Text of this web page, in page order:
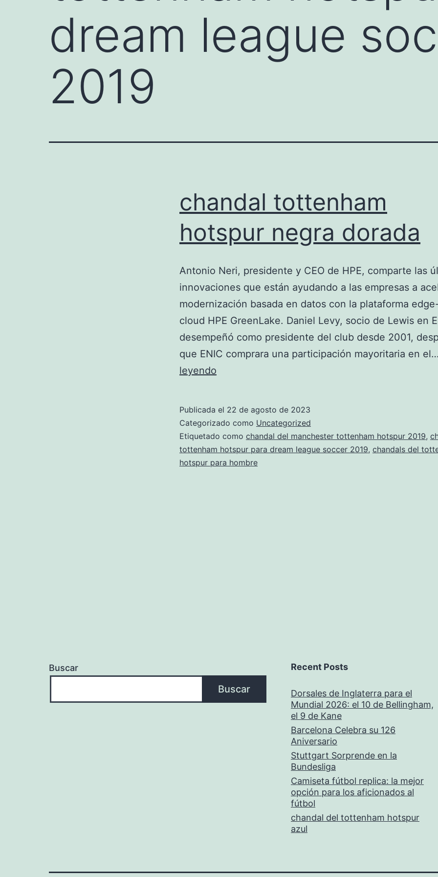
dream league
2019
chandal tottenham
hotspur negra dorada
Antonio Neri, presidente y CEO de HPE, comparte las
innovaciones que están ayudando a las empresas a
modernización basada en datos con la plataforma
cloud HPE GreenLake. Daniel Levy, socio de Lewis en
desempeñó como presidente del club desde 2001,
que ENIC comprara una participación mayoritaria en
leyendo
negra
dorada
Publicada el 22 de agosto de 2023
Categorizado como Uncategorized
Etiquetado como chandal del manchester tottenham hotspur 2019,
tottenham hotspur para dream league soccer 2019, chandals del
hotspur para hombre
Buscar
Buscar
Recent Posts
Dorsales de Inglaterra para el
Mundial 2026: el 10 de Bellingham,
el 9 de Kane
Barcelona Celebra su 126
Aniversario
Stuttgart Sorprende en la
Bundesliga
Camiseta fútbol replica: la mejor
opción para los aficionados al
fútbol
chandal del tottenham hotspur
azul